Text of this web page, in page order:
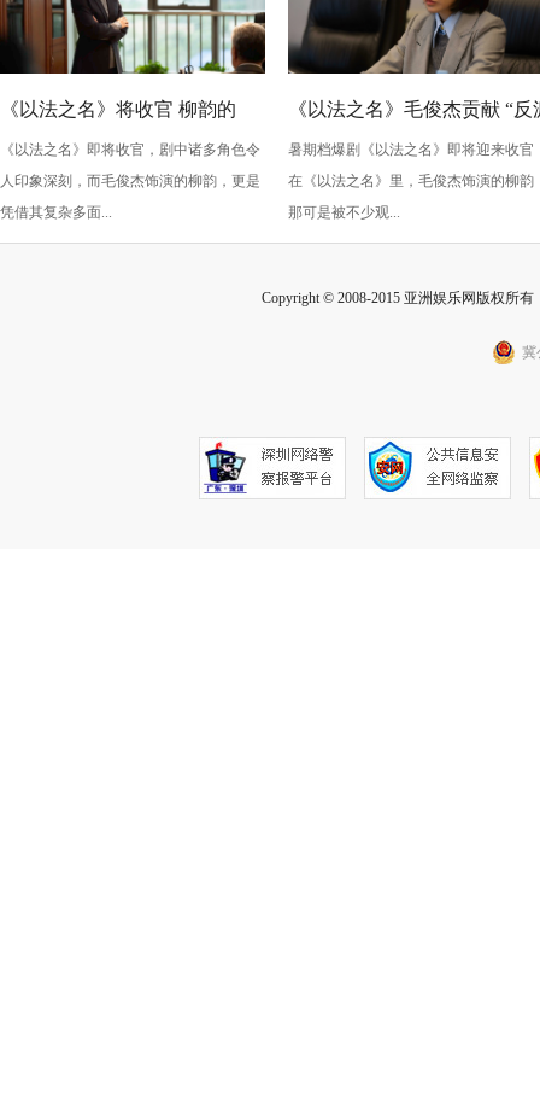
《以法之名》将收官 柳韵的
“蠢” 让毛俊杰重回巅峰
《以法之名》即将收官，剧中诸多角色令
人印象深刻，而毛俊杰饰演的柳韵，更是
凭借其复杂多面...
《以法之名》毛俊杰贡献 “反
级” 演技？柳韵的 “蠢” 是表演
的胜利！
暑期档爆剧《以法之名》即将迎来收官
在《以法之名》里，毛俊杰饰演的柳韵
那可是被不少观...
Copyright © 2008-2015 亚洲娱乐网版权所
冀